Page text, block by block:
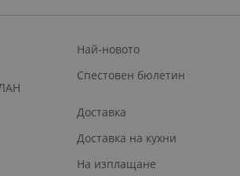
Най-новото
Спестовен бюлетин
Доставка
Доставка на кухни
На изплащане